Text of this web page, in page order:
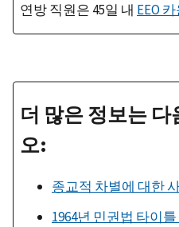
연방직원은 45일 내 EEO
더 많은 정보는
오:
종교적 차별에 대한
1964년 민권법 타이틀